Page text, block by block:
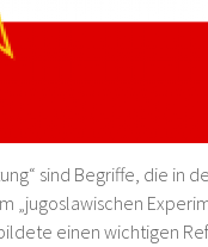
sind Begriffe, die in
„jugoslawischen
einen wichtigen